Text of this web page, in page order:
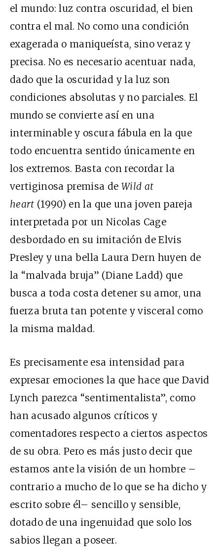
el mundo: luz contra oscuridad, el bien
contra el mal. No como una condición
exagerada o maniqueísta, sino veraz y
precisa. No es necesario acentuar nada,
dado que la oscuridad y la luz son
condiciones absolutas y no parciales. El
mundo se convierte así en una
interminable y oscura fábula en la que
todo encuentra sentido únicamente en
los extremos. Basta con recordar la
vertiginosa premisa de Wild at
heart (1990) en la que una joven pareja
interpretada por un Nicolas Cage
desbordado en su imitación de Elvis
Presley y una bella Laura Dern huyen de
la “malvada bruja” (Diane Ladd) que
busca a toda costa detener su amor, una
fuerza bruta tan potente y visceral como
la misma maldad.
Es precisamente esa intensidad para
expresar emociones la que hace que David
Lynch parezca “sentimentalista”, como
han acusado algunos críticos y
comentadores respecto a ciertos aspectos
de su obra. Pero es más justo decir que
estamos ante la visión de un hombre –
contrario a mucho de lo que se ha dicho y
escrito sobre él– sencillo y sensible,
dotado de una ingenuidad que solo los
sabios llegan a poseer.